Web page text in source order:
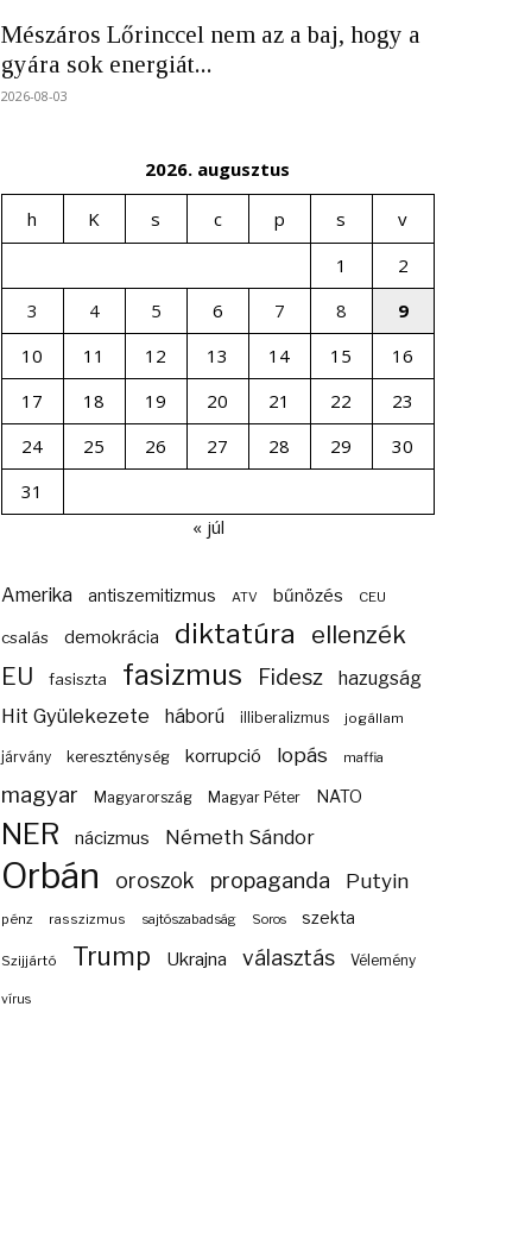
Mészáros Lőrinccel nem az a baj, hogy a
gyára sok energiát...
2026-08-03
2026. augusztus
h K s c p s
v
1
2
3
4 5 6 7 8
9
10
11 12 13 14 15
16
17
18 19 20 21 22
23
24
25 26 27 28 29
30
31
« júl
Amerika antiszemitizmus ATV bűnözés CEU
csalás demokrácia diktatúra ellenzék
EU fasiszta fasizmus Fidesz hazugság
Hit Gyülekezete háború illiberalizmus jogállam
járvány kereszténység korrupció lopás maffia
magyar Magyarország Magyar Péter NATO
NER nácizmus Németh Sándor
Orbán oroszok propaganda Putyin
pénz rasszizmus sajtószabadság Soros szekta
Szijjártó Trump Ukrajna választás Vélemény
vírus